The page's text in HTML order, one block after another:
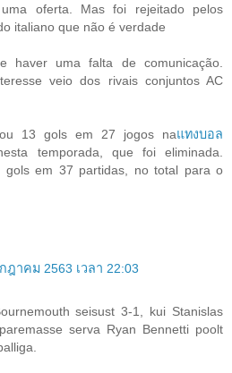
oferta. Mas foi rejeitado pelos
italiano que não é verdade
haver uma falta de comunicação.
veio dos rivais conjuntos AC
13 gols em 27 jogos naแทงบอล
temporada, que foi eliminada.
gols em 37 partidas, no total para o
ฎาคม 2563 เวลา 22:03
seisust 3-1, kui Stanislas
serva Ryan Bennetti poolt